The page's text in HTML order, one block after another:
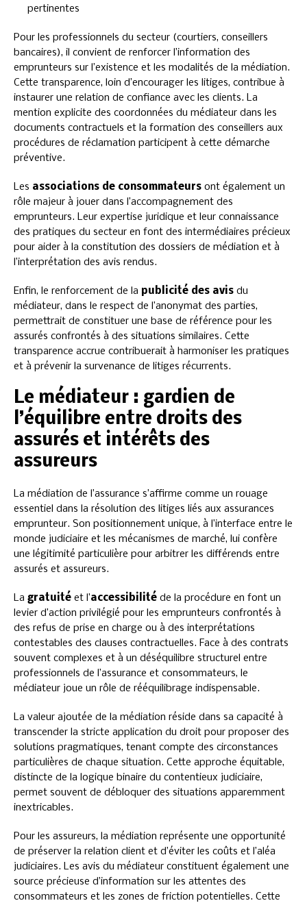
pertinentes
Pour les professionnels du secteur (courtiers, conseillers
bancaires), il convient de renforcer l’information des
emprunteurs sur l’existence et les modalités de la médiation.
Cette transparence, loin d’encourager les litiges, contribue à
instaurer une relation de confiance avec les clients. La
mention explicite des coordonnées du médiateur dans les
documents contractuels et la formation des conseillers aux
procédures de réclamation participent à cette démarche
préventive.
Les associations de consommateurs ont également un
rôle majeur à jouer dans l’accompagnement des
emprunteurs. Leur expertise juridique et leur connaissance
des pratiques du secteur en font des intermédiaires précieux
pour aider à la constitution des dossiers de médiation et à
l’interprétation des avis rendus.
Enfin, le renforcement de la publicité des avis du
médiateur, dans le respect de l’anonymat des parties,
permettrait de constituer une base de référence pour les
assurés confrontés à des situations similaires. Cette
transparence accrue contribuerait à harmoniser les pratiques
et à prévenir la survenance de litiges récurrents.
Le médiateur : gardien de
l’équilibre entre droits des
assurés et intérêts des
assureurs
La médiation de l’assurance s’affirme comme un rouage
essentiel dans la résolution des litiges liés aux assurances
emprunteur. Son positionnement unique, à l’interface entre le
monde judiciaire et les mécanismes de marché, lui confère
une légitimité particulière pour arbitrer les différends entre
assurés et assureurs.
La gratuité et l’accessibilité de la procédure en font un
levier d’action privilégié pour les emprunteurs confrontés à
des refus de prise en charge ou à des interprétations
contestables des clauses contractuelles. Face à des contrats
souvent complexes et à un déséquilibre structurel entre
professionnels de l’assurance et consommateurs, le
médiateur joue un rôle de rééquilibrage indispensable.
La valeur ajoutée de la médiation réside dans sa capacité à
transcender la stricte application du droit pour proposer des
solutions pragmatiques, tenant compte des circonstances
particulières de chaque situation. Cette approche équitable,
distincte de la logique binaire du contentieux judiciaire,
permet souvent de débloquer des situations apparemment
inextricables.
Pour les assureurs, la médiation représente une opportunité
de préserver la relation client et d’éviter les coûts et l’aléa
judiciaires. Les avis du médiateur constituent également une
source précieuse d’information sur les attentes des
consommateurs et les zones de friction potentielles. Cette